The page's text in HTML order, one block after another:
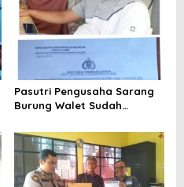
Pasutri Pengusaha Sarang
Burung Walet Sudah
Pelapor Desak Polda Jambi
Segera Lakukan Penahanan